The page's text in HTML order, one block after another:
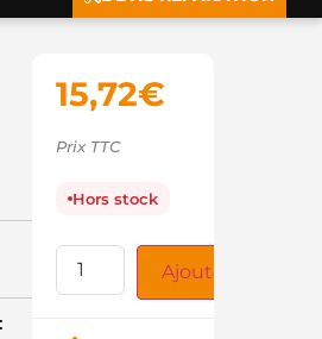
15,72€
Prix TTC
Hors stock
Ajouter au